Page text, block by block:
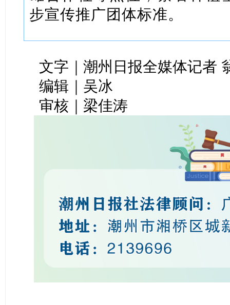
步宣传推广团体标准。
文字｜潮州日报全媒体记者
编辑｜吴冰
审核｜梁佳涛